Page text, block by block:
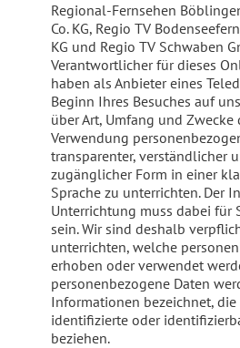
Regional-Fernsehen
Co. KG, Regio TV
KG und Regio TV Schwaben
Verantwortlicher für dieses
haben als Anbieter eines
Beginn Ihres Besuches auf
über Art, Umfang und
Verwendung
transparenter, verständlicher
zugänglicher Form in einer
Sprache zu unterrichten. Der
Unterrichtung muss dabei für
sein. Wir sind deshalb
unterrichten, welche
erhoben oder verwendet
personenbezogene Daten
Informationen bezeichnet,
identifizierte oder
beziehen.